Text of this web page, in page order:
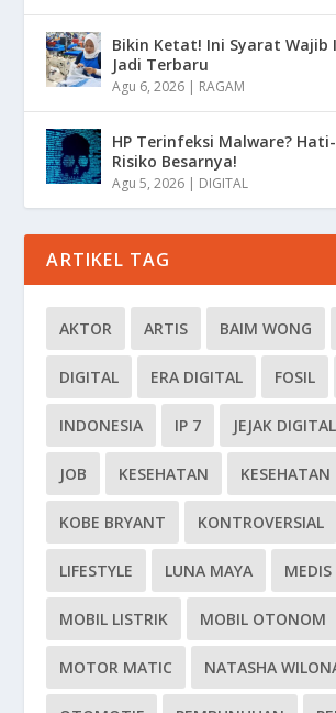
Bikin Ketat! Ini Syarat Wajib
Jadi Terbaru
Agu 6, 2026 | RAGAM
HP Terinfeksi Malware?
Risiko Besarnya!
Agu 5, 2026 | DIGITAL
ARTIKEL TAG
AKTOR ARTIS BAIM WONG
DIGITAL ERA DIGITAL FOSIL
INDONESIA IP 7 JEJAK DIGITAL
JOB KESEHATAN
KOBE BRYANT KONTROVERSIAL
LIFESTYLE LUNA MAYA MEDIS
MOBIL LISTRIK MOBIL OTONOM
MOTOR MATIC NATASHA